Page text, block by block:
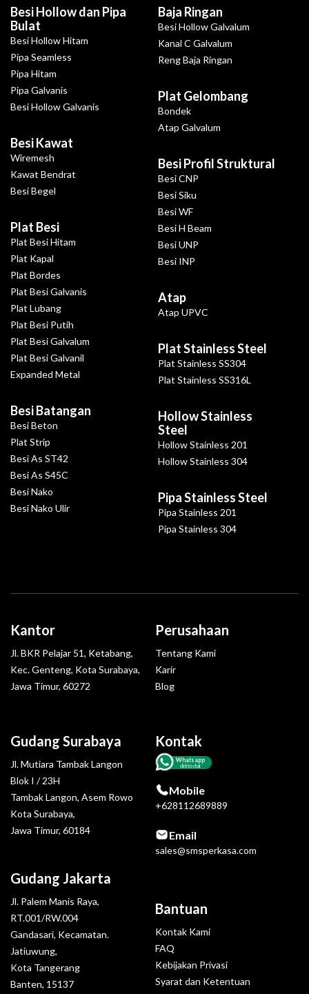
Besi Hollow dan Pipa
Bulat
Besi Hollow Hitam
Pipa Seamless
Pipa Hitam
Pipa Galvanis
Besi Hollow Galvanis
Besi Kawat
Wiremesh
Kawat Bendrat
Besi Begel
Plat Besi
Plat Besi Hitam
Plat Kapal
Plat Bordes
Plat Besi Galvanis
Plat Lubang
Plat Besi Putih
Plat Besi Galvalum
Plat Besi Galvanil
Expanded Metal
Besi Batangan
Besi Beton
Plat Strip
Besi As ST42
Besi As S45C
Besi Nako
Besi Nako Ulir
Baja Ringan
Besi Hollow Galvalum
Kanal C Galvalum
Reng Baja Ringan
Plat Gelombang
Bondek
Atap Galvalum
Besi Profil Struktural
Besi CNP
Besi Siku
Besi WF
Besi H Beam
Besi UNP
Besi INP
Atap
Atap UPVC
Plat Stainless Steel
Plat Stainless SS304
Plat Stainless SS316L
Hollow Stainless
Steel
Hollow Stainless 201
Hollow Stainless 304
Pipa Stainless Steel
Pipa Stainless 201
Pipa Stainless 304
Gudang Surabaya
Jl. Mutiara Tambak Langon
Blok I / 23H
Tambak Langon, Asem Rowo
Kota Surabaya,
Jawa Timur, 60184
Gudang Jakarta
Jl. Palem Manis Raya,
RT.001/RW.004
Gandasari, Kecamatan.
Jatiuwung,
Kota Tangerang
Banten, 15137
Kantor
Jl. BKR Pelajar 51, Ketabang,
Kec. Genteng, Kota Surabaya,
Jawa Timur, 60272
Kontak
Whatsapp
click to chat
Mobile
+628112689889
Email
sales@smsperkasa.com
Perusahaan
Tentang Kami
Karir
Blog
Bantuan
Kontak Kami
FAQ
Kebijakan Privasi
Syarat dan Ketentuan